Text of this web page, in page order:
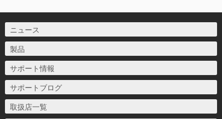
ニュース
製品
サポート情報
サポートブログ
取扱店一覧